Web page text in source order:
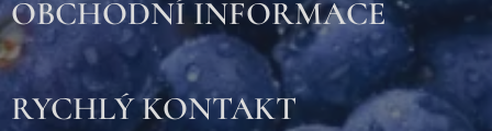
OBCHODNÍ INFORMACE
RYCHLÝ KONTAKT